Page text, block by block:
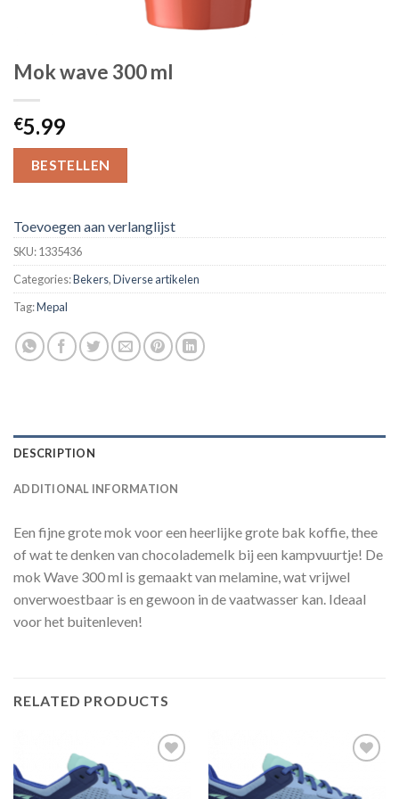
Mok wave 300 ml
€5.99
BESTELLEN
Toevoegen aan verlanglijst
SKU:1335436
Categories:Bekers,Diverse artikelen
Tag:Mepal
DESCRIPTION
ADDITIONAL INFORMATION
Een fijne grote mok voor een heerlijke grote bak koffie, thee
of wat te denken van chocolademelk bij een kampvuurtje! De
mok Wave 300 ml is gemaakt van melamine, wat vrijwel
onverwoestbaar is en gewoon in de vaatwasser kan. Ideaal
voor het buitenleven!
RELATED PRODUCTS